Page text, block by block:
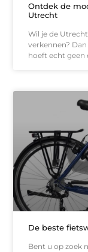
Ontdek de
Utrecht
Wil je de
verkennen?
hoeft echt geen
De beste
Bent u op zoek